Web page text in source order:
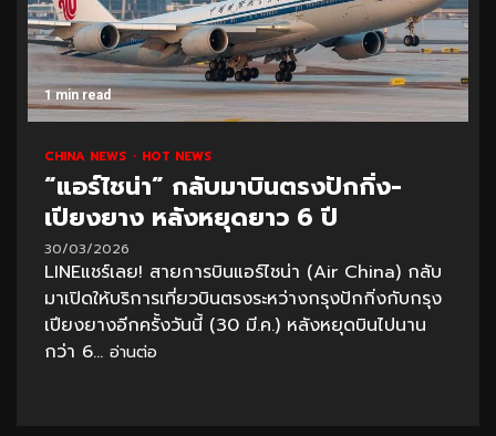
1 min read
CHINA NEWS HOT NEWS
“แอร์ไชน่า” กลับมาบินตรงปักกิ่ง-
เปียงยาง หลังหยุดยาว 6 ปี
30/03/2026
LINEแชร์เลย! สายการบินแอร์ไชน่า (Air China) กลับ
มาเปิดให้บริการเที่ยวบินตรงระหว่างกรุงปักกิ่งกับกรุง
เปียงยางอีกครั้งวันนี้ (30 มี.ค.) หลังหยุดบินไปนาน
กว่า 6... อ่านต่อ